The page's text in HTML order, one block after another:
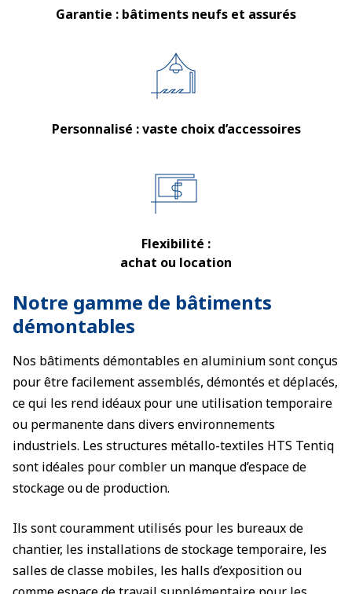
Garantie : bâtiments neufs et assurés
Personnalisé : vaste choix d’accessoires
Flexibilité :
achat ou location
Notre gamme de bâtiments
démontables
Nos bâtiments démontables en aluminium sont conçus
pour être facilement assemblés, démontés et déplacés,
ce qui les rend idéaux pour une utilisation temporaire
ou permanente dans divers environnements
industriels. Les structures métallo-textiles HTS Tentiq
sont idéales pour combler un manque d’espace de
stockage ou de production.
Ils sont couramment utilisés pour les bureaux de
chantier, les installations de stockage temporaire, les
salles de classe mobiles, les halls d’exposition ou